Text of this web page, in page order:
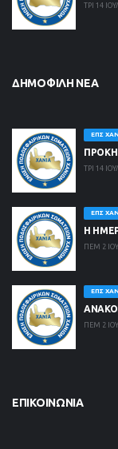
ΤΡΙ 14
ΔΗΜΟΦΙΛΉ ΝΈΑ
ΕΠΣ
ΤΡΙ 14
ΕΠΣ
Η
ΠΕΜ 2
ΕΠΣ
ΠΕΜ 2
ΕΠΙΚΟΙΝΩΝΊΑ